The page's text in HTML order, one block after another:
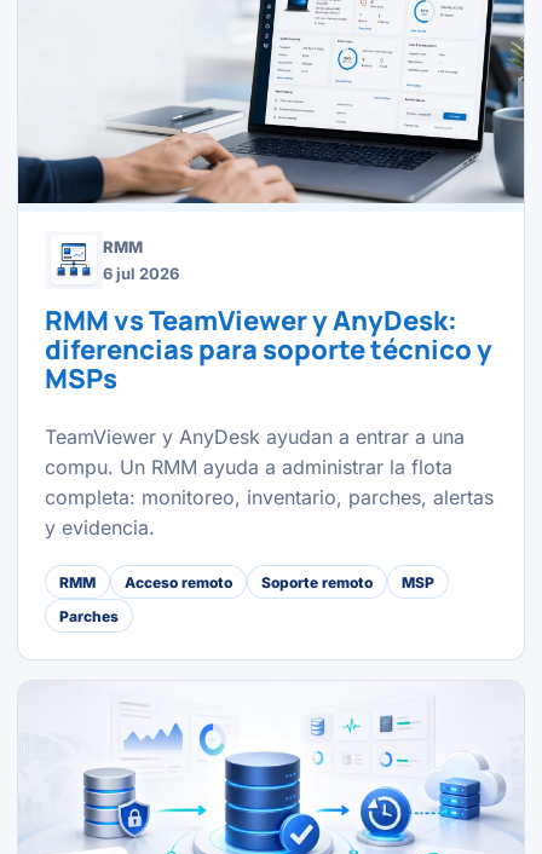
RMM
6 jul 2026
RMM vs TeamViewer y AnyDesk:
diferencias para soporte técnico y
MSPs
TeamViewer y AnyDesk ayudan a entrar a una
compu. Un RMM ayuda a administrar la flota
completa: monitoreo, inventario, parches, alertas
y evidencia.
RMM Acceso remoto Soporte remoto
MSP
Parches